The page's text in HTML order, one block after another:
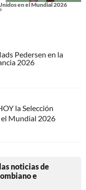
en el Mundial 2026
Pedersen en la
2026
la Selección
el Mundial 2026
noticias de
e